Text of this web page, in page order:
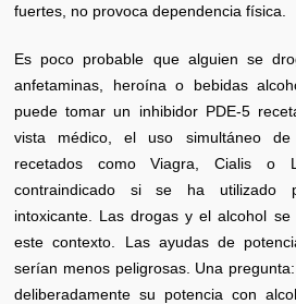
fuertes, no provoca dependencia física.
Es poco probable que alguien se
anfetaminas, heroína o bebidas
puede tomar un inhibidor PDE-5
vista médico, el uso simultáneo de
recetados como Viagra, Cialis o
contraindicado si se ha utilizado
intoxicante. Las drogas y el alcohol
este contexto. Las ayudas de
serían menos peligrosas. Una
deliberadamente su potencia con